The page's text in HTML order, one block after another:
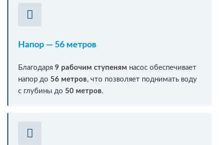
Напор — 56 метров
Благодаря 9 рабочим ступеням насос обеспечивает
напор до 56 метров, что позволяет поднимать воду
с глубины до 50 метров.